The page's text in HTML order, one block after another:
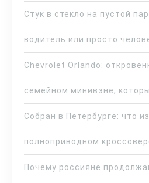
Стук в стекло на пустой
водитель или просто
Chevrolet Orlando:
семейном минивэне,
Собран в Петербурге: что
полноприводном
Почему россияне